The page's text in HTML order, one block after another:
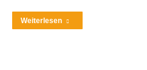
Weiterlesen